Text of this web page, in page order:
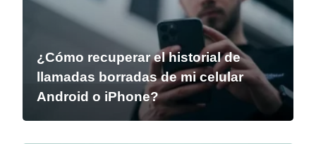
¿Cómo recuperar el historial de
llamadas borradas de mi celular
Android o iPhone?